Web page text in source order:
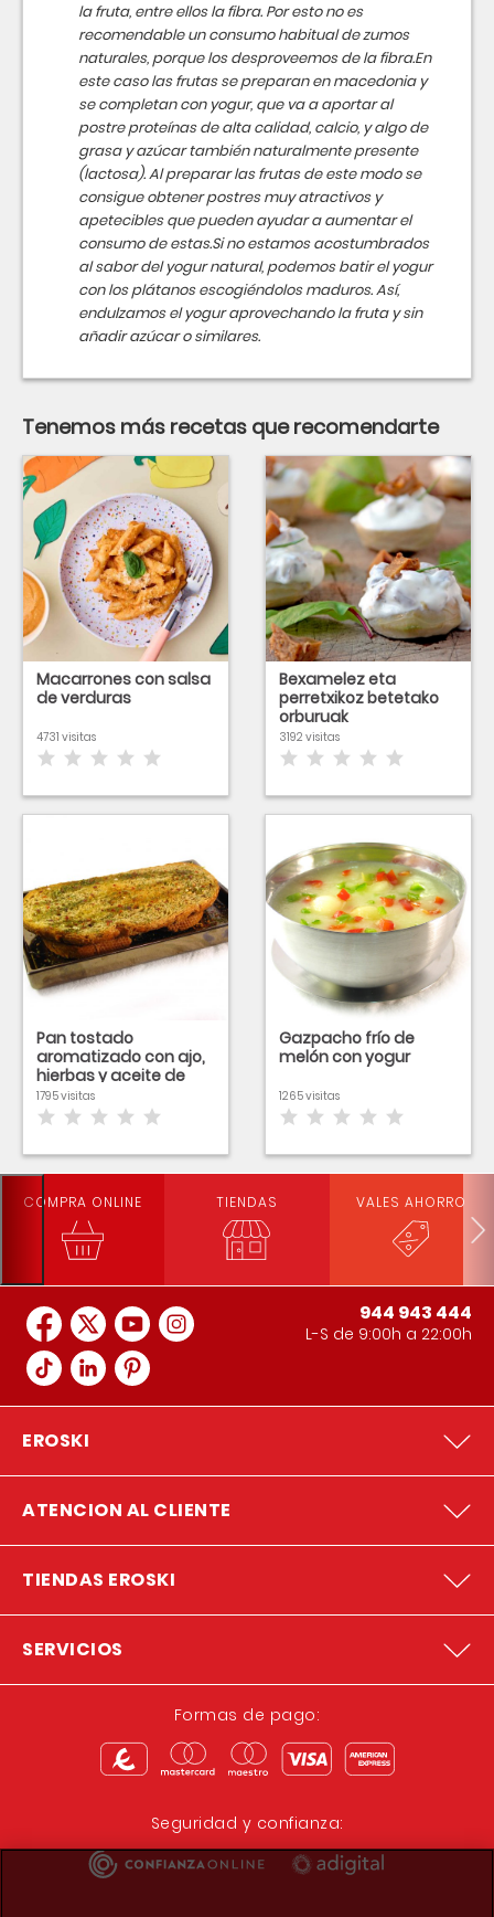
la fruta, entre ellos la fibra. Por esto no es
recomendable un consumo habitual de zumos
naturales, porque los desproveemos de la fibra.En
este caso las frutas se preparan en macedonia y
se completan con yogur, que va a aportar al
postre proteínas de alta calidad, calcio, y algo de
grasa y azúcar también naturalmente presente
(lactosa). Al preparar las frutas de este modo se
consigue obtener postres muy atractivos y
apetecibles que pueden ayudar a aumentar el
consumo de estas.Si no estamos acostumbrados
al sabor del yogur natural, podemos batir el yogur
con los plátanos escogiéndolos maduros. Así,
endulzamos el yogur aprovechando la fruta y sin
añadir azúcar o similares.
Tenemos más recetas que recomendarte
Macarrones con salsa
de verduras
4731 visitas
Bexamelez eta
perretxikoz betetako
orburuak
3192 visitas
Pan tostado
aromatizado con ajo,
hierbas y aceite de
oliva
1795 visitas
Gazpacho frío de
melón con yogur
1265 visitas
COMPRA ONLINE TIENDAS VALES AHORRO
944 943 444
L-S de 9:00h a 22:00h
EROSKI
ATENCION AL CLIENTE
TIENDAS EROSKI
SERVICIOS
Formas de pago:
Seguridad y confianza: